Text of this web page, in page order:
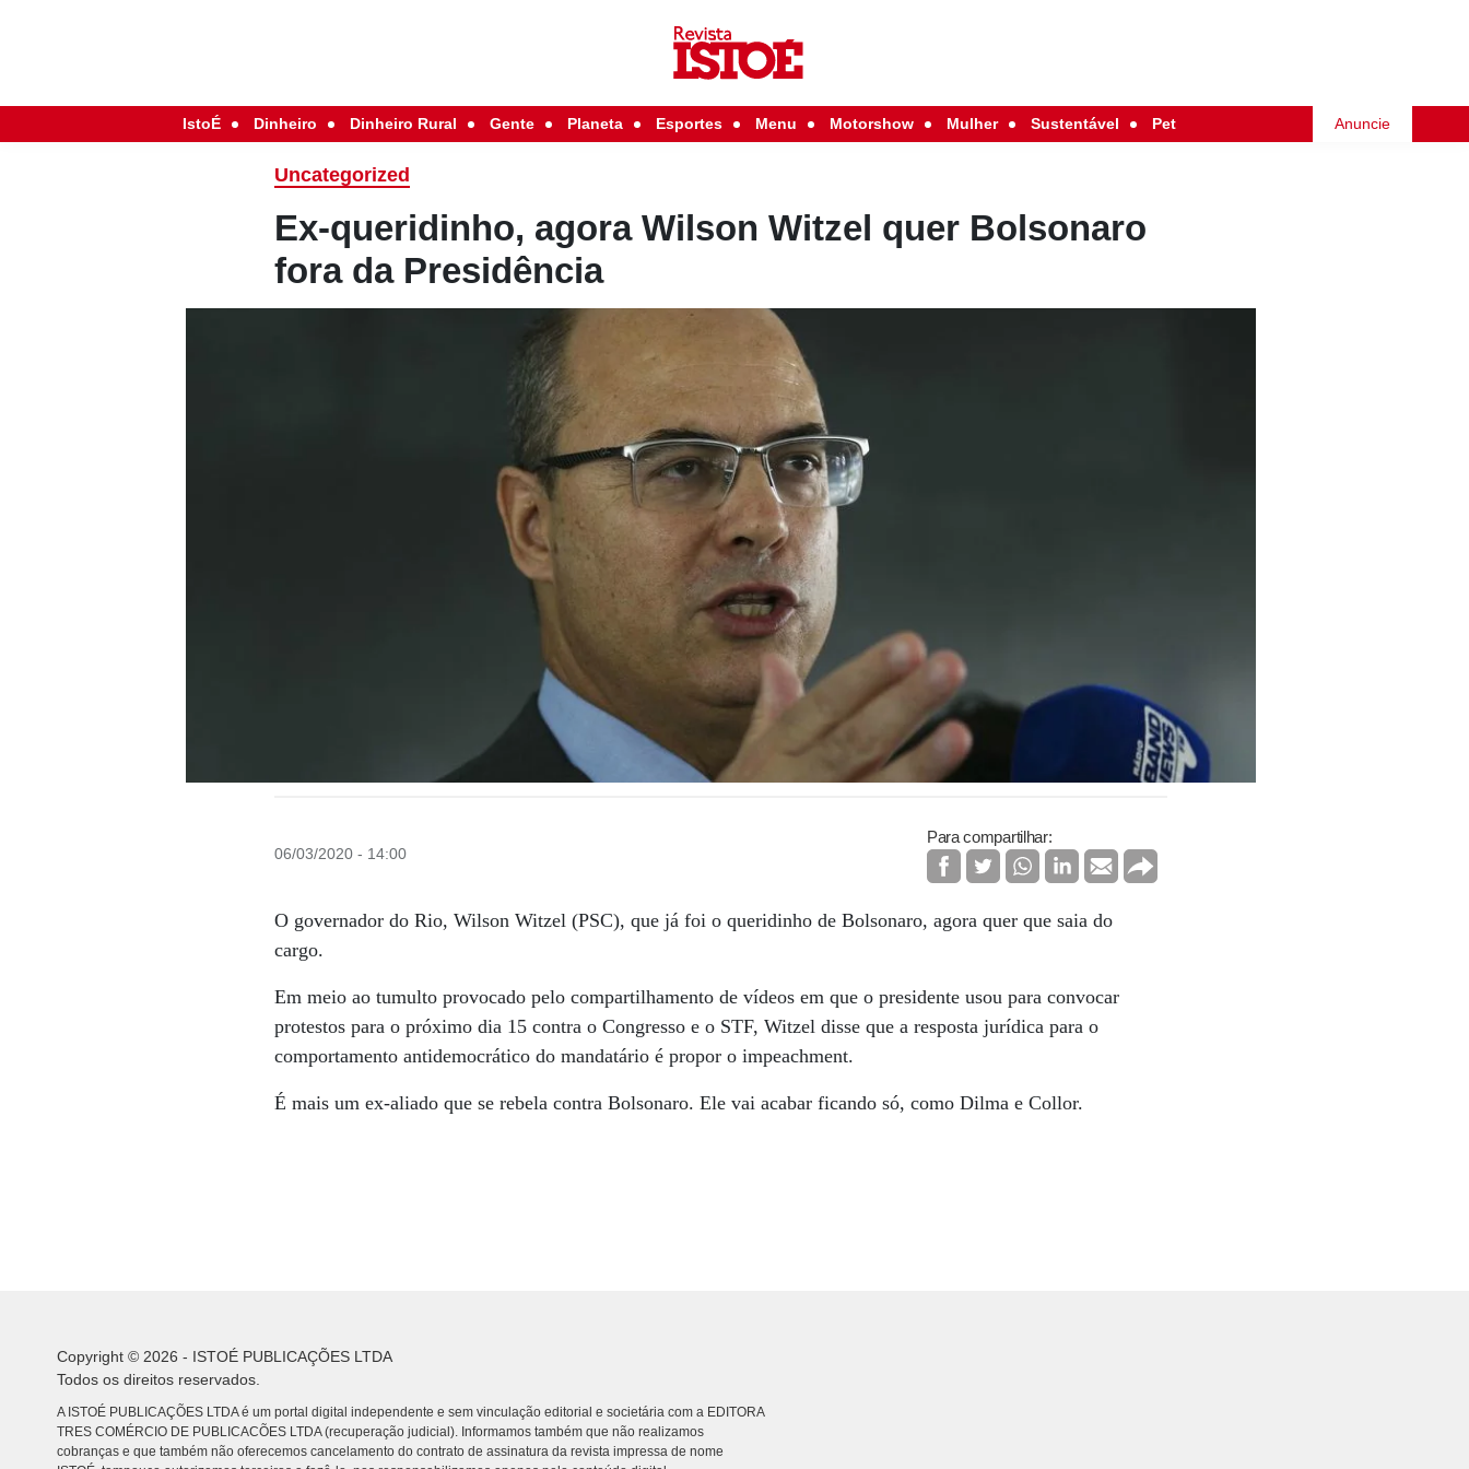
IstoÉ Dinheiro Dinheiro Rural Gente Planeta Esportes Menu Motorshow Mulher Sustentável Pet Anuncie
Uncategorized
Ex-queridinho, agora Wilson Witzel quer Bolsonaro
fora da Presidência
06/03/2020 - 14:00
Para compartilhar:
O governador do Rio, Wilson Witzel (PSC), que já foi o queridinho de Bolsonaro, agora quer que saia do
cargo.
Em meio ao tumulto provocado pelo compartilhamento de vídeos em que o presidente usou para convocar
protestos para o próximo dia 15 contra o Congresso e o STF, Witzel disse que a resposta jurídica para o
comportamento antidemocrático do mandatário é propor o impeachment.
É mais um ex-aliado que se rebela contra Bolsonaro. Ele vai acabar ficando só, como Dilma e Collor.
Copyright © 2026 - ISTOÉ PUBLICAÇÕES LTDA
Todos os direitos reservados.
A ISTOÉ PUBLICAÇÕES LTDA é um portal digital independente e sem vinculação editorial e societária com a EDITORA
TRES COMÉRCIO DE PUBLICACÕES LTDA (recuperação judicial). Informamos também que não realizamos
cobranças e que também não oferecemos cancelamento do contrato de assinatura da revista impressa de nome